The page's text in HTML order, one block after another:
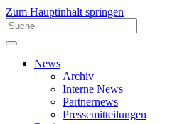
Zum Hauptinhalt springen
News
Archiv
Interne News
Partnernews
Pressemitteilungen